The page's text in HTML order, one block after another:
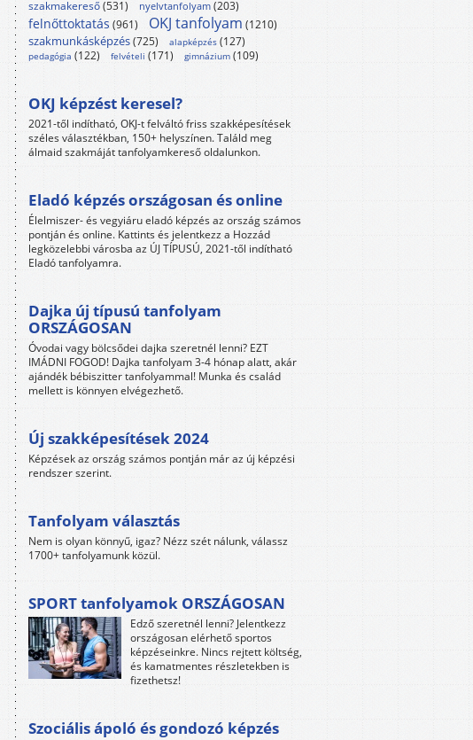
szakmakereső(531) nyelvtanfolyam (203)
felnőttoktatás (961) OKJ tanfolyam (1210)
szakmunkásképzés(725) alapképzés (127)
pedagógia (122) felvételi (171) gimnázium (109)
OKJ képzést keresel?
2021-től indítható, OKJ-t felváltó friss szakképesítések
széles választékban, 150+ helyszínen. Találd meg
álmaid szakmáját tanfolyamkereső oldalunkon.
Eladó képzés országosan és online
Élelmiszer- és vegyiáru eladó képzés az ország számos
pontján és online. Kattints és jelentkezz a Hozzád
legközelebbi városba az ÚJ TÍPUSÚ, 2021-től indítható
Eladó tanfolyamra.
Dajka új típusú tanfolyam
ORSZÁGOSAN
Óvodai vagy bölcsődei dajka szeretnél lenni? EZT
IMÁDNI FOGOD! Dajka tanfolyam 3-4 hónap alatt, akár
ajándék bébiszitter tanfolyammal! Munka és család
mellett is könnyen elvégezhető.
Új szakképesítések 2024
Képzések az ország számos pontján már az új képzési
rendszer szerint.
Tanfolyam választás
Nem is olyan könnyű, igaz? Nézz szét nálunk, válassz
1700+ tanfolyamunk közül.
SPORT tanfolyamok ORSZÁGOSAN
Edző szeretnél lenni? Jelentkezz
országosan elérhető sportos
képzéseinkre. Nincs rejtett költség,
és kamatmentes részletekben is
fizethetsz!
Szociális ápoló és gondozó képzés